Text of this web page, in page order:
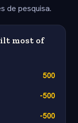
de pesquisa.
most of
500
-500
-500